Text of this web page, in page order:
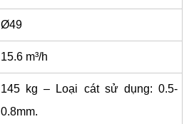
Ø49
15.6 m³/h
145 kg – Loại cát sử dụng: 0.5-
0.8mm.